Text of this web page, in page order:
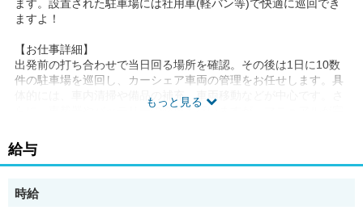
もっと見る
ます。設置された駐車場には社用車(軽バン等)で快適に巡回でき
ますよ！
【お仕事詳細】
出発前の打ち合わせで当日回る場所を確認。その後は1日に10数
件の駐車場を巡回し、カーシェア車両の管理をお任せします。具
体的には、車内清掃や備品の補充、車両移動などが中心です。さ
らに、車載器やバッテリーの交換も行いますが、マニュアルが完
【研修内容】
事、使う端末や機械の操作方法などのレクチャーから始めます。
難しい対応はありませんが簡単な説明後は、先輩について実際の
給与
時給